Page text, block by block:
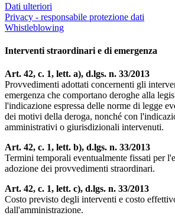
Dati ulteriori
Privacy - responsabile protezione dati
Whistleblowing
Interventi straordinari e di emergenza
Art. 42, c. 1, lett. a), d.lgs. n. 33/2013
Provvedimenti adottati concernenti gli
emergenza che comportano deroghe alla
l'indicazione espressa delle norme di legge
dei motivi della deroga, nonché con
amministrativi o giurisdizionali intervenuti.
Art. 42, c. 1, lett. b), d.lgs. n. 33/2013
Termini temporali eventualmente fissati per
adozione dei provvedimenti straordinari.
Art. 42, c. 1, lett. c), d.lgs. n. 33/2013
Costo previsto degli interventi e costo
dall'amministrazione.